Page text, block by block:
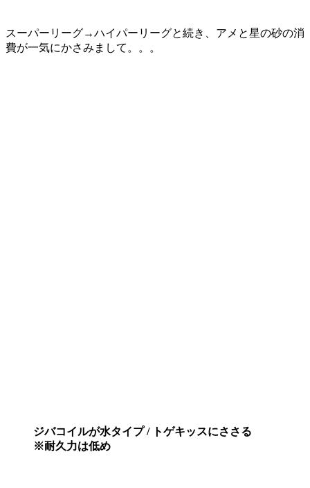
スーパーリーグ→ハイパーリーグと続き、アメと星の砂の消
費が一気にかさみまして。。。
ジバコイルが水タイプ / トゲキッスにささる
※耐久力は低め